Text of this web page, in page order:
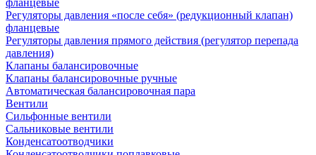
фланцевые
Регуляторы давления «после себя» (редукционный клапан)
фланцевые
Регуляторы давления прямого действия (регулятор перепада
давления)
Клапаны балансировочные
Клапаны балансировочные ручные
Автоматическая балансировочная пара
Вентили
Сильфонные вентили
Сальниковые вентили
Конденсатоотводчики